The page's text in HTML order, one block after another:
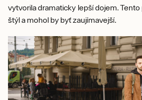
vytvorila dramaticky lepší dojem.
štýl a mohol by byť zaujímavejší.